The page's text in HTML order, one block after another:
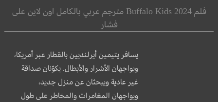
فلم Buffalo Kids 2024 مترجم عربي بالكامل اون لاين على
فشار
يسافر يتيمين أيرلنديين بالقطار عبر أمريكا،
ويواجهان الأشرار والأبطال. يكوّنان صداقة
غير عادية ويبحثان عن منزل جديد،
ويواجهان المغامرات والمخاطر على طول